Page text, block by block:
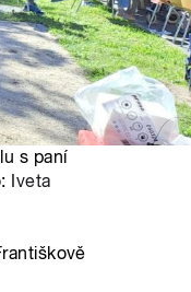
s paní
Iveta